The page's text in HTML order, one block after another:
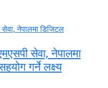
सेवा, नेपालमा
गर्ने लक्ष्य